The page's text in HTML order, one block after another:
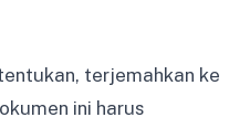
terjemahkan ke
ini harus